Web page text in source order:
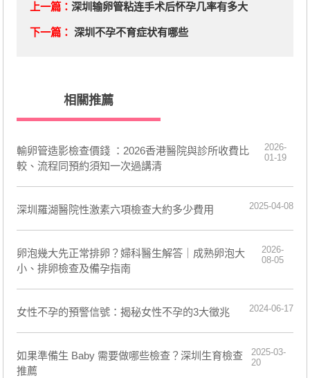
上一篇： 深圳输卵管粘连手术后怀孕几率有多大
下一篇： 深圳不孕不育症状有哪些
相關推薦
輸卵管造影檢查價錢 ：2026香港醫院與診所收費比
較、流程同預約須知一次過講清
2026-
01-19
深圳羅湖醫院性激素六項檢查大約多少費用 2025-04-08
卵泡幾大先正常排卵？婦科醫生解答｜成熟卵泡大
小、排卵檢查及備孕指南
2026-
08-05
女性不孕的預警信號：揭秘女性不孕的3大徵兆 2024-06-17
如果準備生 Baby 需要做哪些檢查？深圳生育檢查
推薦
2025-03-
20